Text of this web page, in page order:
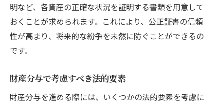
明など、各資産の正確な状況を証明する書類を用意して
おくことが求められます。これにより、公正証書の信頼
性が高まり、将来的な紛争を未然に防ぐことができるの
です。
財産分与で考慮すべき法的要素
財産分与を進める際には、いくつかの法的要素を考慮に